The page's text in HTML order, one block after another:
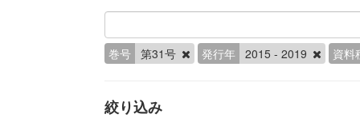
巻号 第31号 発行年 2015 - 2019 資料
絞り込み